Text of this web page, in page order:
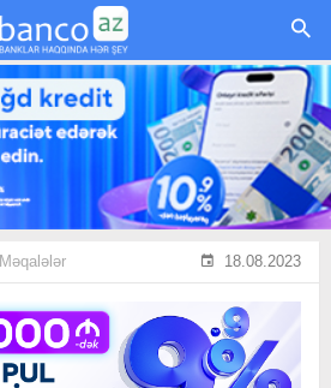
Məqalələr 18.08.2023